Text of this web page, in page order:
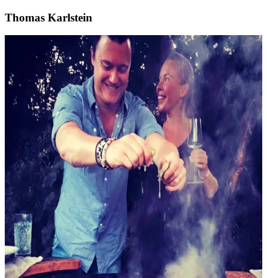
Thomas Karlstein